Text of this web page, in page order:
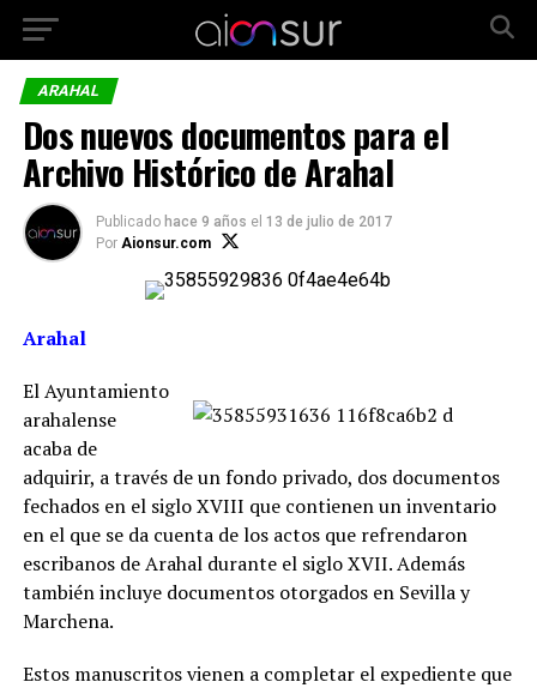
ARAHAL
Dos nuevos documentos para el
Archivo Histórico de Arahal
Publicado hace 9 años el 13 de julio de 2017
Por Aionsur.com
Arahal
El Ayuntamiento
arahalense
acaba de
adquirir, a través de un fondo privado, dos documentos
fechados en el siglo XVIII que contienen un inventario
en el que se da cuenta de los actos que refrendaron
escribanos de Arahal durante el siglo XVII. Además
también incluye documentos otorgados en Sevilla y
Marchena.
Estos manuscritos vienen a completar el expediente que